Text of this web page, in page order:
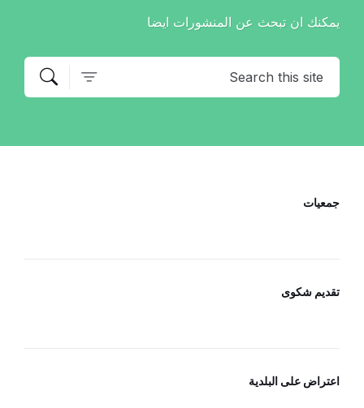
يمكنك ان تبحث عن المنشورات ايضا
جمعيات
تقديم شكوى
اعتراض على البلدية